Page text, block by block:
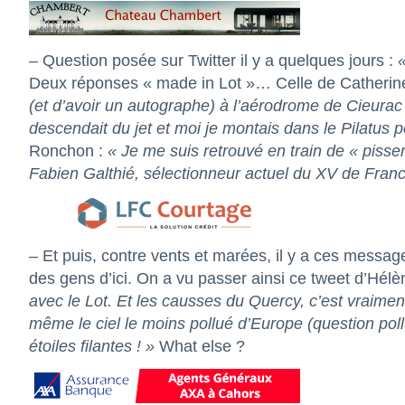
– Question posée sur Twitter il y a quelques jours :
Deux réponses « made in Lot »… Celle de
(et d’avoir un autographe) à l’aérodrome de
descendait du jet et moi je montais dans le Pilatus
Ronchon : « Je me suis retrouvé en train de «
Fabien Galthié, sélectionneur actuel du XV de
– Et puis, contre vents et marées, il y a ces
des gens d’ici. On a vu passer ainsi ce tweet d’
avec le Lot. Et les causses du Quercy, c’est
même le ciel le moins pollué d’Europe (question
étoiles filantes ! » What else ?